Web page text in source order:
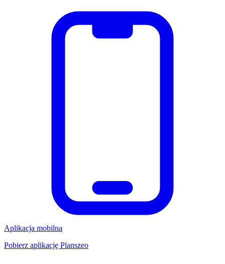
Aplikacja mobilna
Pobierz aplikację Planszeo